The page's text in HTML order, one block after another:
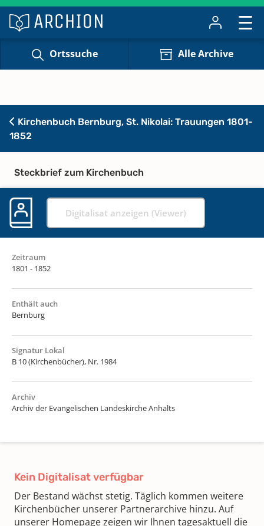
Ortssuche Alle Archive
Kirchenbuch Bernburg, St. Nikolai: Trauungen 1801-
1852
Steckbrief zum Kirchenbuch
Digitalisat anzeigen (Viewer)
Zeitraum
1801 - 1852
Enthält auch
Bernburg
Signatur Lokal
B 10 (Kirchenbücher), Nr. 1984
Archiv
Archiv der Evangelischen Landeskirche Anhalts
Kein Digitalisat verfügbar
Der Bestand wächst stetig. Täglich kommen weitere
Kirchenbücher unserer Partnerarchive hinzu. Auf
unserer Homepage zeigen wir Ihnen tagesaktuell die